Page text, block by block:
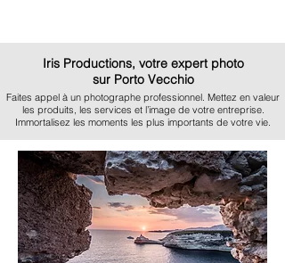
Iris Productions, votre expert photo
sur Porto Vecchio
Faites appel à un photographe professionnel. Mettez en valeur
les produits, les services et l’image de votre entreprise.
Immortalisez les moments les plus importants de votre vie.